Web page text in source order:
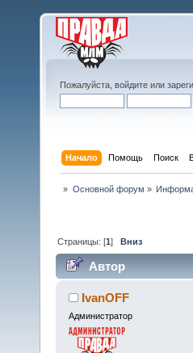
Пожалуйста, войдите или
Начало Помощь Поиск
» Основной форум »
Страницы: [1]Вниз
Автор
IvanOFF
Администратор